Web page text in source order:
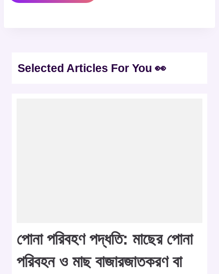
Selected Articles For You 👀
পোনা পরিবহণ পদ্ধতি: মাছের পোনা
পরিবহন ও মাছ বাজারজাতকরণ বা